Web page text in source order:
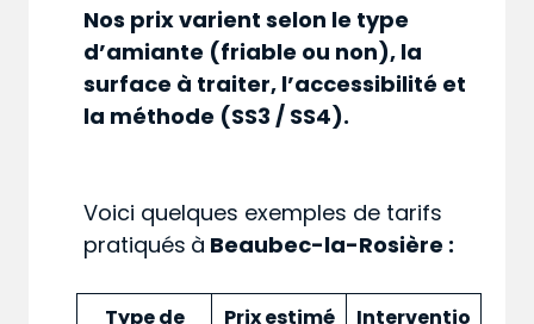
Nos prix varient selon le type
d’amiante (friable ou non), la
surface à traiter, l’accessibilité et
la méthode (SS3 / SS4).
Voici quelques exemples de tarifs
pratiqués à Beaubec-la-Rosière :
Type de
Prix estimé
Interventio